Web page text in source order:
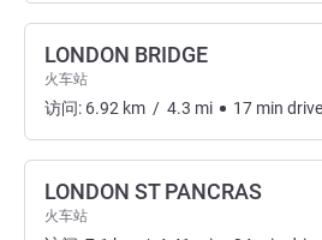
LONDON BRIDGE
火车站
访问: 6.92 km / 4.3 mi 17 min drive
LONDON ST PANCRAS
火车站